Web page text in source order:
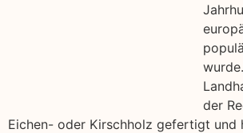
der
Eichen- oder Kirschholz gefertigt und